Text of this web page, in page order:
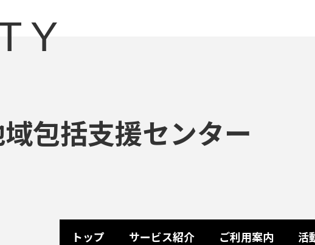
包括支援センター
トップ サービス紹介 ご利用案内 活